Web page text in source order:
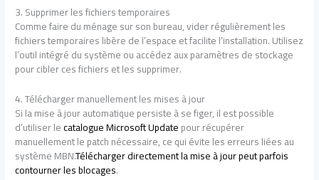
3. Supprimer les fichiers temporaires
Comme faire du ménage sur son bureau, vider régulièrement les
fichiers temporaires libère de l’espace et facilite l’installation. Utilisez
l’outil intégré du système ou accédez aux paramètres de stockage
pour cibler ces fichiers et les supprimer.
4. Télécharger manuellement les mises à jour
Si la mise à jour automatique persiste à se figer, il est possible
d’utiliser lecatalogue Microsoft Updatepour récupérer
manuellement le patch nécessaire, ce qui évite les erreurs liées au
système MBN.Télécharger directement la mise à jour peut parfois
contourner les blocages.